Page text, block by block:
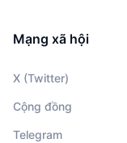
Mạng xã hội
X (Twitter)
Cộng đồng
Telegram